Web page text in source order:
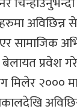
अविछिन्न
सामाजिक
बेलायत प्रवेश
मिलेर २०००